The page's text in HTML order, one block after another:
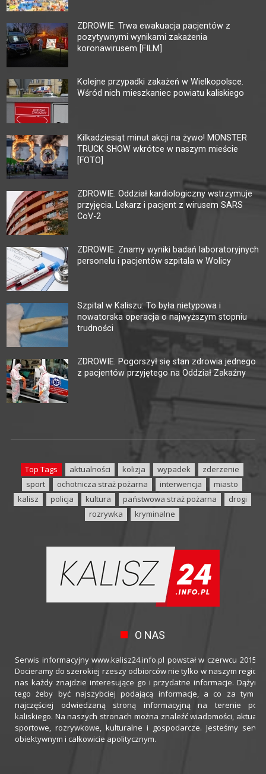
ZDROWIE. Trwa ewakuacja pacjentów z
pozytywnymi wynikami zakażenia
koronawirusem [FILM]
Kolejne przypadki zakażeń w Wielkopolsce.
Wśród nich mieszkaniec powiatu kaliskiego
Kilkadziesiąt minut akcji na żywo! MONSTER
TRUCK SHOW wkrótce w naszym mieście
[FOTO]
ZDROWIE. Oddział kardiologiczny wstrzymuje
przyjęcia. Lekarz i pacjent z wirusem SARS
CoV-2
ZDROWIE. Znamy wyniki badań laboratoryjnych
personelu i pacjentów szpitala w Wolicy
Szpital w Kaliszu: To była nietypowa i
nowatorska operacja o najwyższym stopniu
trudności
ZDROWIE. Pogorszył się stan zdrowia jednego
z pacjentów przyjętego na Oddział Zakaźny
Top Tags aktualności kolizja wypadek
zderzenie
sport
ochotnicza straż pożarna interwencja
miasto
kalisz
policja kultura państwowa straż pożarna
drogi
rozrywka
kryminalne
O NAS
Serwis informacyjny www.kalisz24.info.pl powstał w czerwcu 2015
Docieramy do szerokiej rzeszy odbiorców nie tylko w naszym
nas każdy znajdzie interesujące go i przydatne informacje.
tego żeby być najszybciej podającą informacje, a co za tym
najczęściej odwiedzaną stroną informacyjną na terenie
kaliskiego. Na naszych stronach można znaleźć wiadomości,
sportowe, rozrywkowe, kulturalne i gospodarcze. Jesteśmy
obiektywnym i całkowicie apolitycznym.